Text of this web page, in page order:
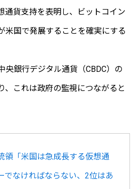
通貨支持を表明し、ビットコイン
米国で発展することを確実にする
央銀行デジタル通貨（CBDC）の
、これは政府の監視につながると
領「米国は急成長する仮想通
でなければならない、2位はあ